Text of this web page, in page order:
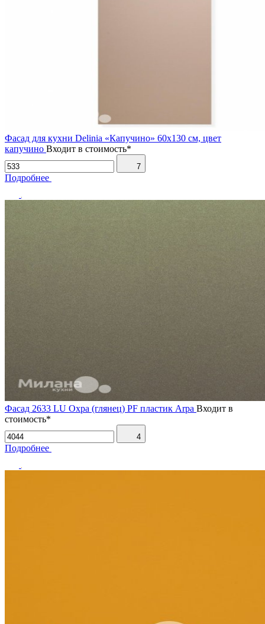
Фасад для кухни Delinia «Капучино» 60х130 см, цвет
капучино Входит в стоимость*
7
Подробнее
Фасад 2633 LU Охра (глянец) PF пластик Arpa Входит в
стоимость*
4
Подробнее